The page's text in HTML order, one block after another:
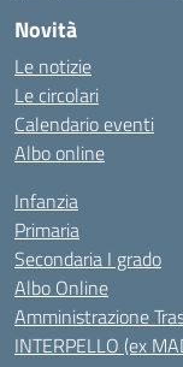
Novità
Le notizie
Le circolari
Calendario eventi
Albo online
Infanzia
Primaria
Secondaria I grado
Albo Online
Amministrazione
INTERPELLO (ex